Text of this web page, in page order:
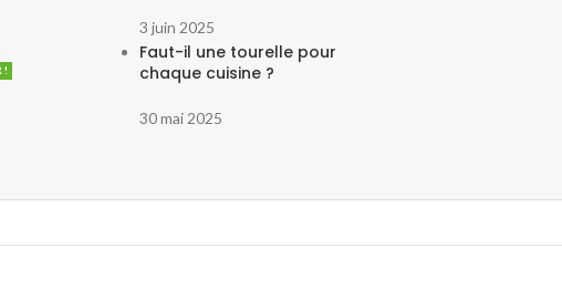
!
3 juin 2025
Faut-il une tourelle pour
chaque cuisine ?
30 mai 2025